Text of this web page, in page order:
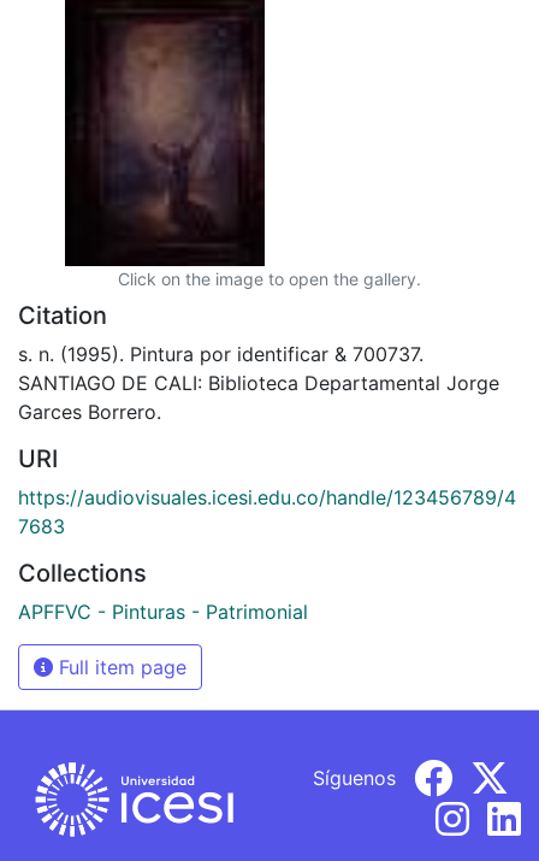
Click on the image to open the gallery.
Citation
s. n. (1995). Pintura por identificar & 700737.
SANTIAGO DE CALI: Biblioteca Departamental Jorge
Garces Borrero.
URI
https://audiovisuales.icesi.edu.co/handle/123456789/4
7683
Collections
APFFVC - Pinturas - Patrimonial
Full item page
Síguenos